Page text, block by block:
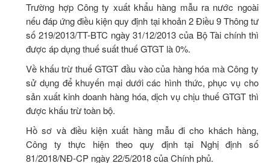
Trường hợp Công ty xuất khẩu hàng mẫu ra nước ngoài
nếu đáp ứng điều kiện quy định tại khoản 2 Điều 9 Thông tư
số 219/2013/TT-BTC ngày 31/12/2013 của Bộ Tài chính thì
được áp dụng thuế suất thuế GTGT là 0%.
Về khấu trừ thuế GTGT đầu vào của hàng hóa mà Công ty
sử dụng để khuyến mại dưới các hình thức, phục vụ cho
sản xuất kinh doanh hàng hóa, dịch vụ chịu thuế GTGT thì
được khấu trừ toàn bộ.
Hồ sơ và điều kiện xuất hàng mẫu đi cho khách hàng,
Công ty thực hiện theo quy định tại Nghị định số
81/2018/NĐ-CP ngày 22/5/2018 của Chính phủ.